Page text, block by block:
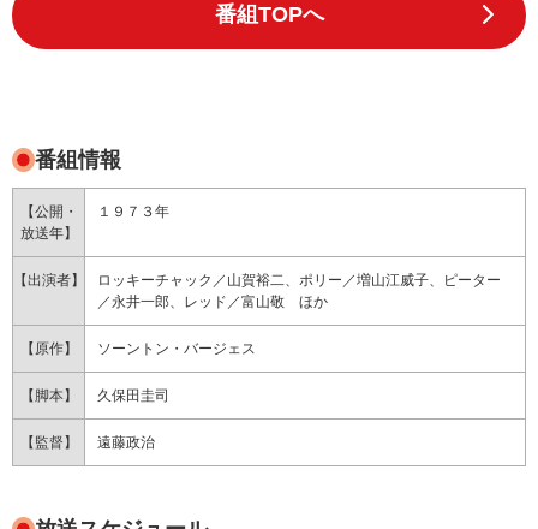
番組TOPへ
番組情報
【公開・
放送年】
１９７３年
【出演者】
ロッキーチャック／山賀裕二、ポリー／増山江威子、ピーター
／永井一郎、レッド／富山敬 ほか
【原作】 ソーントン・バージェス
【脚本】 久保田圭司
【監督】 遠藤政治